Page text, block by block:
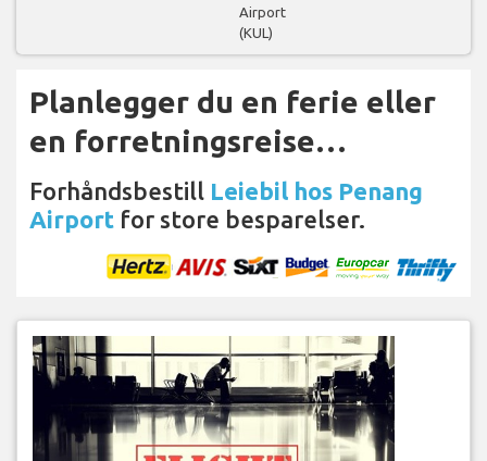
Airport
(KUL)
Planlegger du en ferie eller
en forretningsreise…
Forhåndsbestill Leiebil hos Penang
Airport for store besparelser.